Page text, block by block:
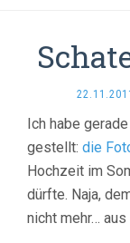
Ich habe
gestellt: die
Hochzeit im
dürfte. Naja,
nicht mehr… aus